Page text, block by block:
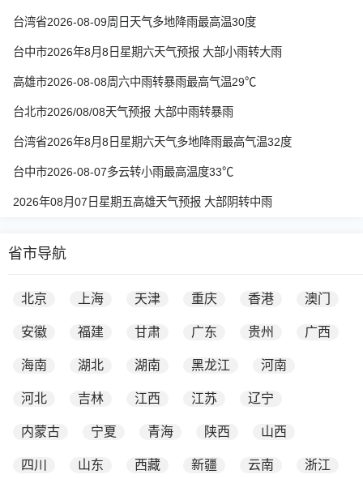
台湾省2026-08-09周日天气多地降雨最高温30度
台中市2026年8月8日星期六天气预报 大部小雨转大雨
高雄市2026-08-08周六中雨转暴雨最高气温29℃
台北市2026/08/08天气预报 大部中雨转暴雨
台湾省2026年8月8日星期六天气多地降雨最高气温32度
台中市2026-08-07多云转小雨最高温度33℃
2026年08月07日星期五高雄天气预报 大部阴转中雨
省市导航
北京 上海 天津 重庆 香港 澳门
安徽 福建 甘肃 广东 贵州 广西
海南 湖北 湖南 黑龙江 河南
河北 吉林 江西 江苏 辽宁
内蒙古 宁夏 青海 陕西 山西
四川 山东 西藏 新疆 云南 浙江